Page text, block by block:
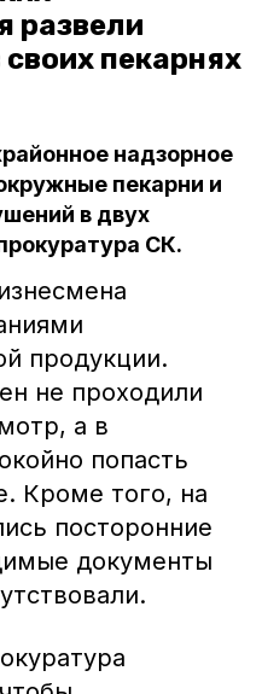
развели
пекарнях
надзорное
пекарни и
в двух
СК.
продукции.
не проходили
а в
попасть
Кроме того, на
посторонние
документы